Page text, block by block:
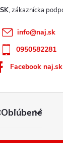
Obľúbené
info@naj.sk
0950582281
Facebook naj.sk